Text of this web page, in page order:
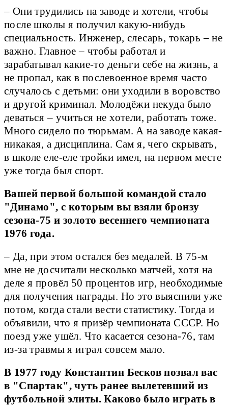
– Они трудились на заводе и хотели, чтобы
после школы я получил какую-нибудь
специальность. Инженер, слесарь, токарь – не
важно. Главное – чтобы работал и
зарабатывал какие-то деньги себе на жизнь, а
не пропал, как в послевоенное время часто
случалось с детьми: они уходили в воровство
и другой криминал. Молодёжи некуда было
деваться – учиться не хотели, работать тоже.
Много сидело по тюрьмам. А на заводе какая-
никакая, а дисциплина. Сам я, чего скрывать,
в школе еле-еле тройки имел, на первом месте
уже тогда был спорт.
Вашей первой большой командой стало
"Динамо", с которым вы взяли бронзу
сезона-75 и золото весеннего чемпионата
1976 года.
– Да, при этом остался без медалей. В 75-м
мне не досчитали несколько матчей, хотя на
деле я провёл 50 процентов игр, необходимые
для получения награды. Но это выяснили уже
потом, когда стали вести статистику. Тогда и
объявили, что я призёр чемпионата СССР. Но
поезд уже ушёл. Что касается сезона-76, там
из-за травмы я играл совсем мало.
В 1977 году Константин Бесков позвал вас
в "Спартак", чуть ранее вылетевший из
футбольной элиты. Каково было играть в